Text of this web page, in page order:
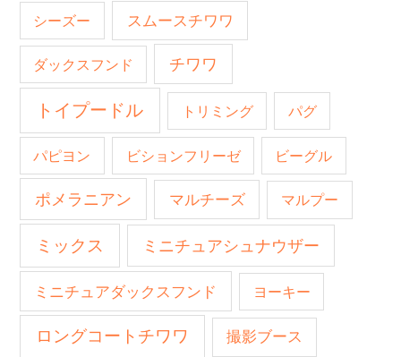
シーズー スムースチワワ
ダックスフンド チワワ
トイプードル トリミング パグ
パピヨン ビションフリーゼ ビーグル
ポメラニアン マルチーズ マルプー
ミックス ミニチュアシュナウザー
ミニチュアダックスフンド ヨーキー
ロングコートチワワ 撮影ブース